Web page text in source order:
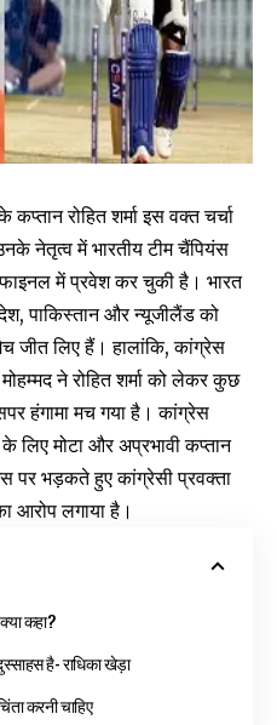
रोहित शर्मा इस वक्त चर्चा
नेतृत्व में भारतीय टीम चैंपियंस
में प्रवेश कर चुकी है। भारत
पाकिस्तान और न्यूजीलैंड को
जीत लिए हैं। हालांकि, कांग्रेस
मोहम्मद ने रोहित शर्मा को लेकर कुछ
हंगामा मच गया है। कांग्रेस
के लिए मोटा और अप्रभावी कप्तान
पर भड़कते हुए कांग्रेसी प्रवक्ता
आरोप लगाया है।
कहा?
है- राधिका खेड़ा
करनी चाहिए